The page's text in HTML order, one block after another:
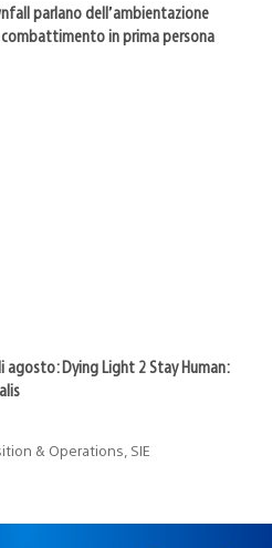
parlano dell’ambientazione
in prima persona
agosto: Dying Light 2 Stay Human:
& Operations, SIE